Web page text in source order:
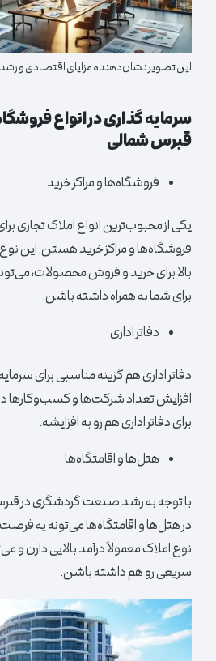
این تصویر نشان‌دهنده مزایای اقتصادی و
سرمایه گذاری در انواع
قبرس شمالی
فروشگاه‌ها و مراکز خرید
یکی از محبوب‌ترین انواع املاک تجاری
فروشگاه‌ها و مراکز خرید هستن. این
بالا برای خرید و فروش محصولات،
برای شما به همراه داشته باشن.
دفاتر اداری
دفاتر اداری هم گزینه مناسبی برای
افزایش تعداد شرکت‌ها و کسب‌وکارها
برای دفاتر اداری هم رو به افزایشه.
هتل‌ها و اقامتگاه‌ها
با توجه به رشد صنعت گردشگری در
در هتل‌ها و اقامتگاه‌ها می‌تونه یه
نوع املاک معمولاً درآمد بالایی دارن
سریعی رو هم داشته باشن.